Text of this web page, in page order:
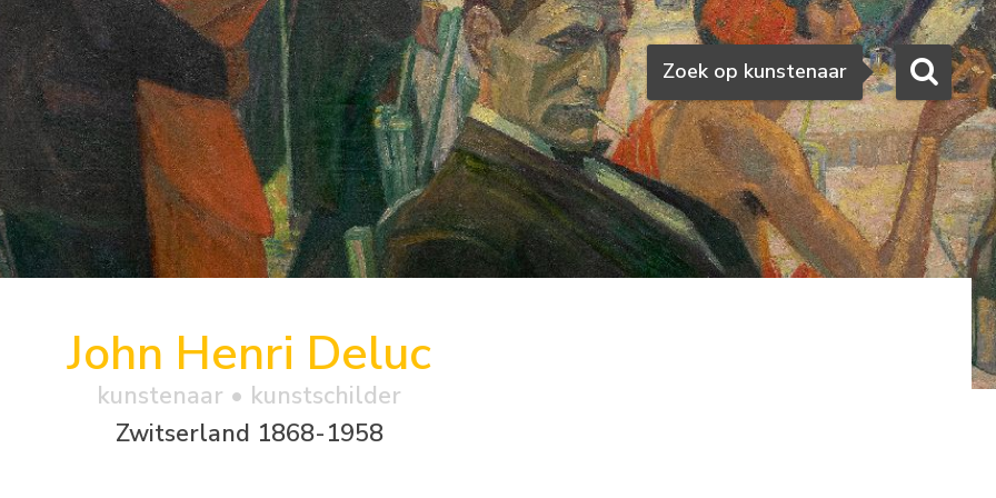
Zoeken
Zoek op kunstenaar
John Henri Deluc
kunstenaar • kunstschilder
Zwitserland 1868-1958